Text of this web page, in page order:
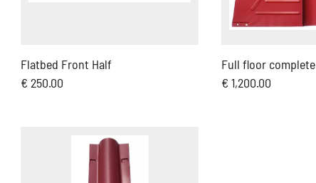
Flatbed Front Half
€ 250.00
Full floor complete
€ 1,200.00